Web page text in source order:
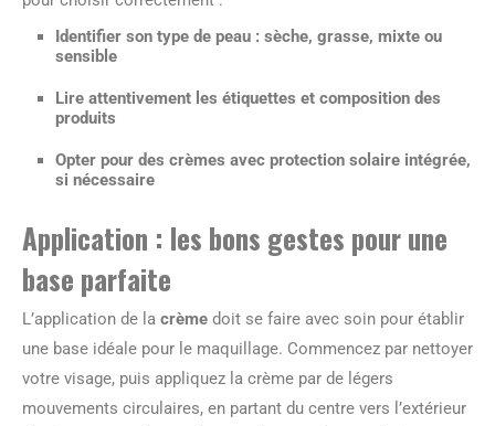
Identifier son type de peau : sèche, grasse, mixte ou
sensible
Lire attentivement les étiquettes et composition des
produits
Opter pour des crèmes avec protection solaire intégrée,
si nécessaire
Application : les bons gestes pour une
base parfaite
L’application de la crème doit se faire avec soin pour établir
une base idéale pour le maquillage. Commencez par nettoyer
votre visage, puis appliquez la crème par de légers
mouvements circulaires, en partant du centre vers l’extérieur